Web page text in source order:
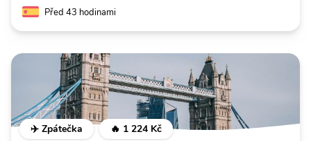
Před 43 hodinami
✈️ Zpátečka 🔥 1 224 Kč